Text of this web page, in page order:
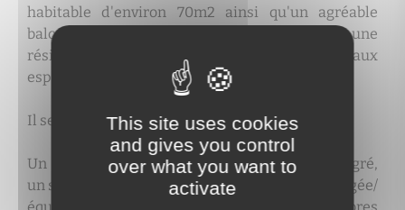
habitable d'environ 70m2 ainsi qu'un agréable
balcon d'environ 8m2, idéalement situé dans une
résidence calme et sécurisée. Offrant de beaux
espaces lumineux.
Il se compose ainsi :
Un hall d'entrée spacieux avec un placard intégré,
un séjour lumineux ouvert sur la cuisine aménagée/
This site uses cookies
and gives you control
over what you want to
activate